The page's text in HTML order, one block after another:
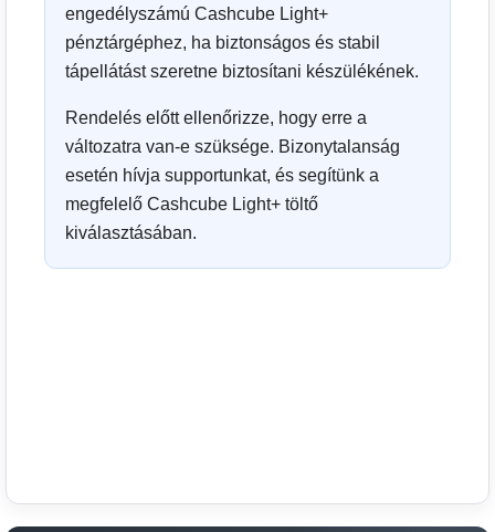
engedélyszámú Cashcube Light+
pénztárgéphez, ha biztonságos és stabil
tápellátást szeretne biztosítani készülékének.
Rendelés előtt ellenőrizze, hogy erre a
változatra van-e szüksége. Bizonytalanság
esetén hívja supportunkat, és segítünk a
megfelelő Cashcube Light+ töltő
kiválasztásában.